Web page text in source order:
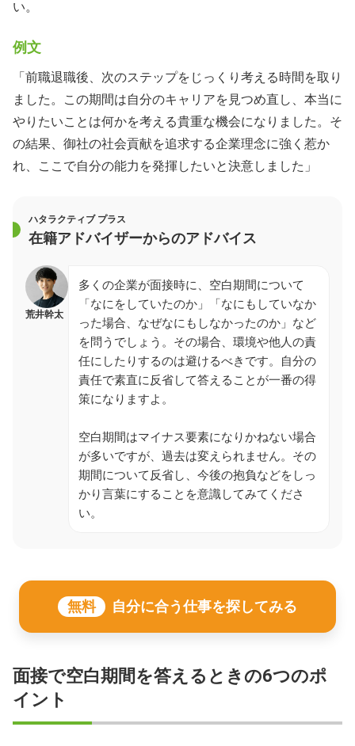
い。
例文
「前職退職後、次のステップをじっくり考える時間を取り
ました。この期間は自分のキャリアを見つめ直し、本当に
やりたいことは何かを考える貴重な機会になりました。そ
の結果、御社の社会貢献を追求する企業理念に強く惹か
れ、ここで自分の能力を発揮したいと決意しました」
ハタラクティブ プラス
在籍アドバイザーからのアドバイス
荒井幹太
多くの企業が面接時に、空白期間について
「なにをしていたのか」「なにもしていなか
った場合、なぜなにもしなかったのか」など
を問うでしょう。その場合、環境や他人の責
任にしたりするのは避けるべきです。自分の
責任で素直に反省して答えることが一番の得
策になりますよ。
空白期間はマイナス要素になりかねない場合
が多いですが、過去は変えられません。その
期間について反省し、今後の抱負などをしっ
かり言葉にすることを意識してみてくださ
い。
無料 自分に合う仕事を探してみる
面接で空白期間を答えるときの6つのポ
イント